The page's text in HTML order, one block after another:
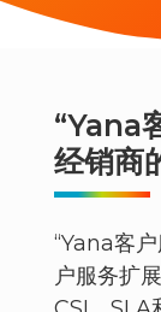
“Yana
经销商
“Yana客
户服务扩